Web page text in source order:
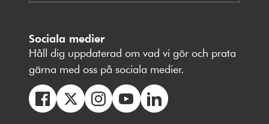
Sociala medier
Håll dig uppdaterad om vad vi gör och prata
gärna med oss på sociala medier.